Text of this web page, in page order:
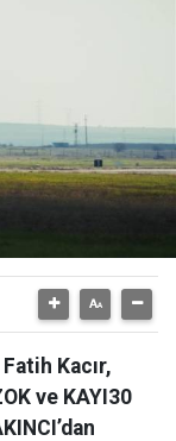
Kacır,
ve KAYI30